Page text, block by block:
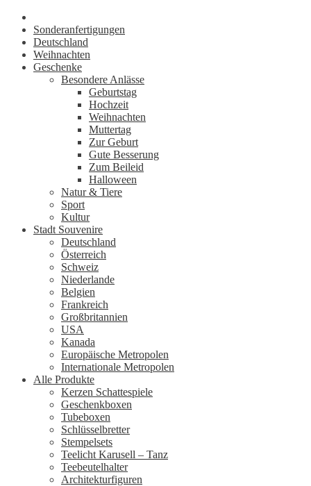
Sonderanfertigungen
Deutschland
Weihnachten
Geschenke
Besondere Anlässe
Geburtstag
Hochzeit
Weihnachten
Muttertag
Zur Geburt
Gute Besserung
Zum Beileid
Halloween
Natur & Tiere
Sport
Kultur
Stadt Souvenire
Deutschland
Österreich
Schweiz
Niederlande
Belgien
Frankreich
Großbritannien
USA
Kanada
Europäische Metropolen
Internationale Metropolen
Alle Produkte
Kerzen Schattespiele
Geschenkboxen
Tubeboxen
Schlüsselbretter
Stempelsets
Teelicht Karusell – Tanz
Teebeutelhalter
Architekturfiguren